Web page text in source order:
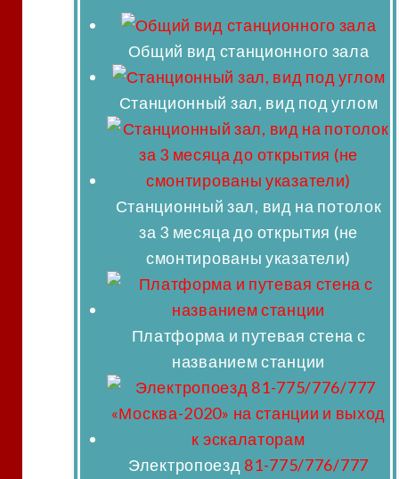
Общий вид станционного зала
Станционный зал, вид под углом
Станционный зал, вид на потолок
за 3 месяца до открытия (не
смонтированы указатели)
Платформа и путевая стена с
названием станции
Электропоезд 81-775/776/777